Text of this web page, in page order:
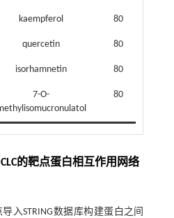
kaempferol 80
quercetin 80
isorhamnetin 80
7-O-
80
的靶点蛋白相互作用网络
入STRING数据库构建蛋白之间